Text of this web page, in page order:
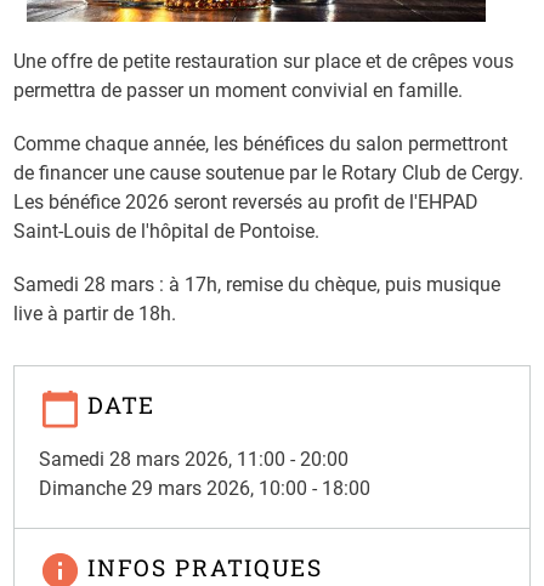
Une offre de petite restauration sur place et de crêpes vous
permettra de passer un moment convivial en famille.
Comme chaque année, les bénéfices du salon permettront
de financer une cause soutenue par le Rotary Club de Cergy.
Les bénéfice 2026 seront reversés au profit de l'EHPAD
Saint-Louis de l'hôpital de Pontoise.
Samedi 28 mars : à 17h, remise du chèque, puis musique
live à partir de 18h.
DATE
Samedi 28 mars 2026, 11:00 - 20:00
Dimanche 29 mars 2026, 10:00 - 18:00
INFOS PRATIQUES